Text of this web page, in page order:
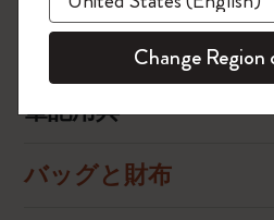
ダイアリー
筆記用具
バッグと財布
今すぐ会
Change